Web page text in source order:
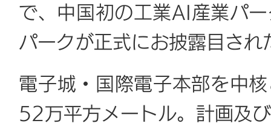
で、中国初の工業AI産業パ
パークが正式にお披露目され
電子城・国際電子本部を中
52万平方メートル。計画及